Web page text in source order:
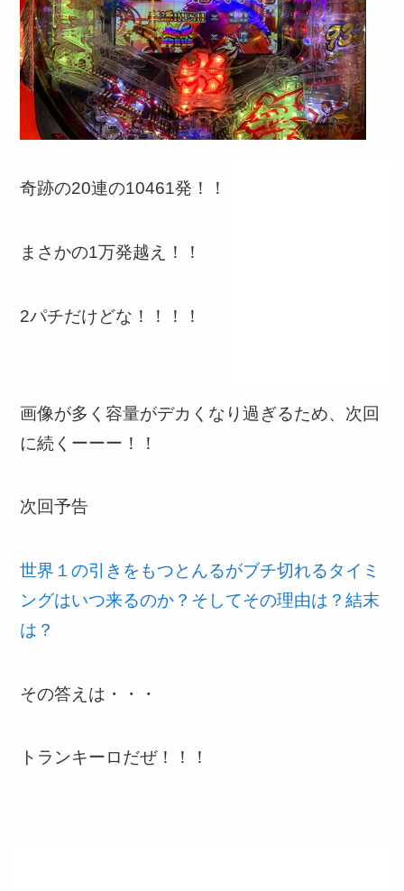
奇跡の20連の10461発！！
まさかの1万発越え！！
2パチだけどな！！！！
画像が多く容量がデカくなり過ぎるため、次回
に続くーーー！！
次回予告
世界１の引きをもつとんるがブチ切れるタイミ
ングはいつ来るのか？そしてその理由は？結末
は？
その答えは・・・
トランキーロだぜ！！！